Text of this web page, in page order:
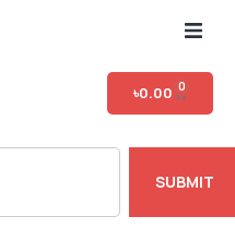
৳0.00 0
SUBMIT